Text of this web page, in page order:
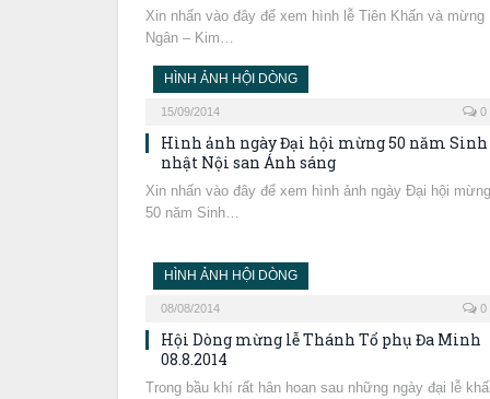
Xin nhấn vào đây để xem hình lễ Tiên Khấn và mừng
Ngân – Kim…
HÌNH ẢNH HỘI DÒNG
15/09/2014 0
Hình ảnh ngày Đại hội mừng 50 năm Sinh
nhật Nội san Ánh sáng
Xin nhấn vào đây để xem hình ảnh ngày Đại hội mừng
50 năm Sinh…
HÌNH ẢNH HỘI DÒNG
08/08/2014 0
Hội Dòng mừng lễ Thánh Tổ phụ Đa Minh
08.8.2014
Trong bầu khí rất hân hoan sau những ngày đại lễ